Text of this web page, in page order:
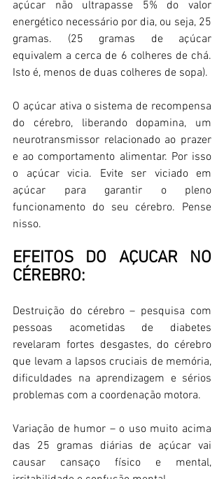
açúcar não ultrapasse 5% do valor
energético necessário por dia, ou seja, 25
gramas. (25 gramas de açúcar
equivalem a cerca de 6 colheres de chá.
Isto é, menos de duas colheres de sopa).
O açúcar ativa o sistema de recompensa
do cérebro, liberando dopamina, um
neurotransmissor relacionado ao prazer
e ao comportamento alimentar. Por isso
o açúcar vicia. Evite ser viciado em
açúcar para garantir o pleno
funcionamento do seu cérebro. Pense
nisso.
EFEITOS DO AÇUCAR NO
CÉREBRO:
Destruição do cérebro – pesquisa com
pessoas acometidas de diabetes
revelaram fortes desgastes, do cérebro
que levam a lapsos cruciais de memória,
dificuldades na aprendizagem e sérios
problemas com a coordenação motora.
Variação de humor – o uso muito acima
das 25 gramas diárias de açúcar vai
causar cansaço físico e mental,